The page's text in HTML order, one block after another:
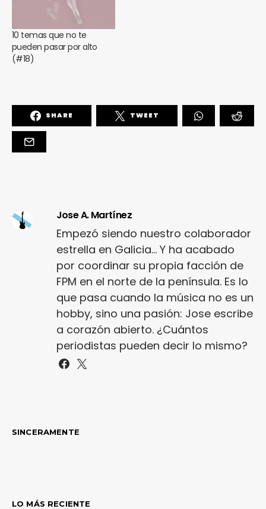
10 temas que no te
pueden pasar por alto
(#18)
SHARE TWEET
Jose A. Martínez
Empezó siendo nuestro colaborador
estrella en Galicia... Y ha acabado
por coordinar su propia facción de
FPM en el norte de la península. Es lo
que pasa cuando la música no es un
hobby, sino una pasión: Jose escribe
a corazón abierto. ¿Cuántos
periodistas pueden decir lo mismo?
SINCERAMENTE
LO MÁS RECIENTE